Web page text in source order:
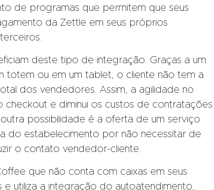
de programas que permitem que seus
da Zettle em seus próprios
deste tipo de integração. Graças a um
totem ou em um tablet, o cliente não tem a
dos vendedores. Assim, a agilidade no
checkout e diminui os custos de contratações
possibilidade é a oferta de um serviço
do estabelecimento por não necessitar de
o contato vendedor-cliente.
que não conta com caixas em seus
e utiliza a integração do autoatendimento,